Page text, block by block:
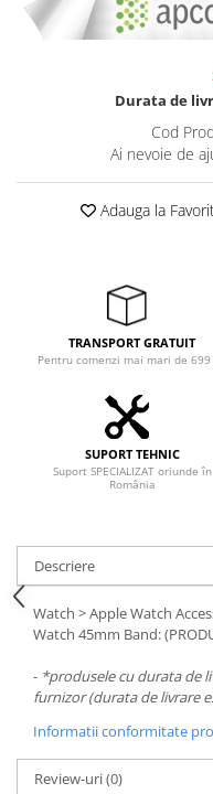
Adaptoare
Boxe
USB Hub
Hard Disc-uri
Cooler
Servere & Componente
Servere
Software
Retelistica & Supraveghere
Durata de
Cod
Ai nevoie de
Adauga la
TRANSPORT GRATUIT
Pentru comenzi mai mari de
SUPORT TEHNIC
Suport SPECIALIZAT oriunde în
România
Descriere
Watch > Apple Watch
Watch 45mm Band:
- *produsele cu durata de
furnizor (durata de livrare
Informatii conformitate
Review-uri(0)